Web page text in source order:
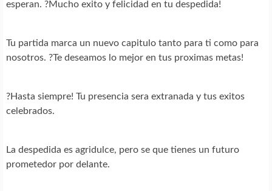
esperan. ?Mucho exito y felicidad en tu despedida!
Tu partida marca un nuevo capitulo tanto para ti como para
nosotros. ?Te deseamos lo mejor en tus proximas metas!
?Hasta siempre! Tu presencia sera extranada y tus exitos
celebrados.
La despedida es agridulce, pero se que tienes un futuro
prometedor por delante.